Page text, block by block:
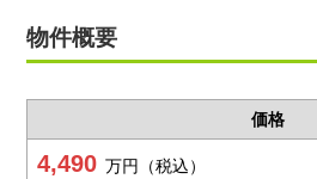
物件概要
価格
4,490 万円（税込）